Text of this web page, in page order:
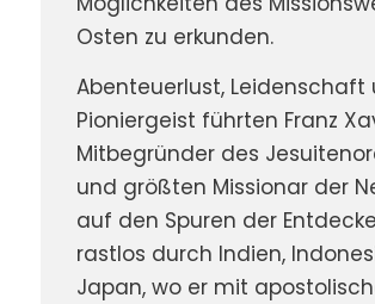
Osten zu erkunden.
Abenteuerlust, Leidenschaft
Pioniergeist führten Franz
Mitbegründer des
und größten Missionar der
auf den Spuren der
rastlos durch Indien,
Japan, wo er mit